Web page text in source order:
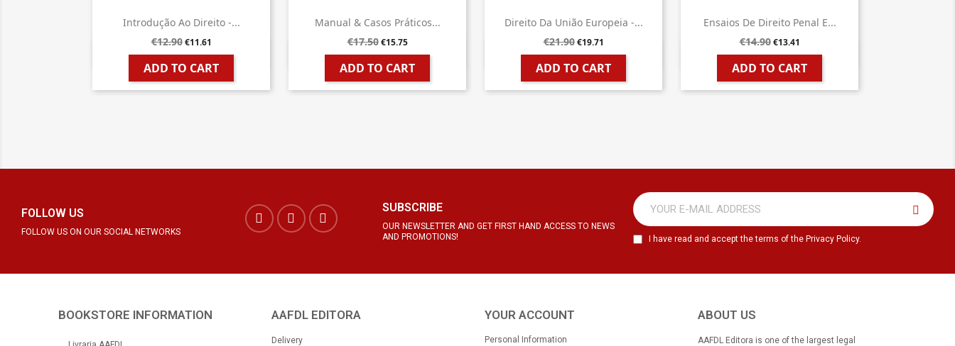
Introdução Ao Direito -...
€12.90 €11.61
ADD TO CART
 Quick view
Manual & Casos Práticos...
€17.50 €15.75
ADD TO CART
 Quick view
Direito Da União Europeia -...
€21.90 €19.71
ADD TO CART
 Quick view
Ensaios De Direito Penal E...
€14.90 €13.41
ADD TO CART
 Quick view
FOLLOW US
FOLLOW US ON OUR SOCIAL NETWORKS
SUBSCRIBE
OUR NEWSLETTER AND GET FIRST HAND ACCESS TO NEWS
AND PROMOTIONS!
I have read and accept the terms of the Privacy Policy.
BOOKSTORE INFORMATION AAFDL EDITORA
Delivery
YOUR ACCOUNT
Personal Information
ABOUT US
AAFDL Editora is one of the largest legal